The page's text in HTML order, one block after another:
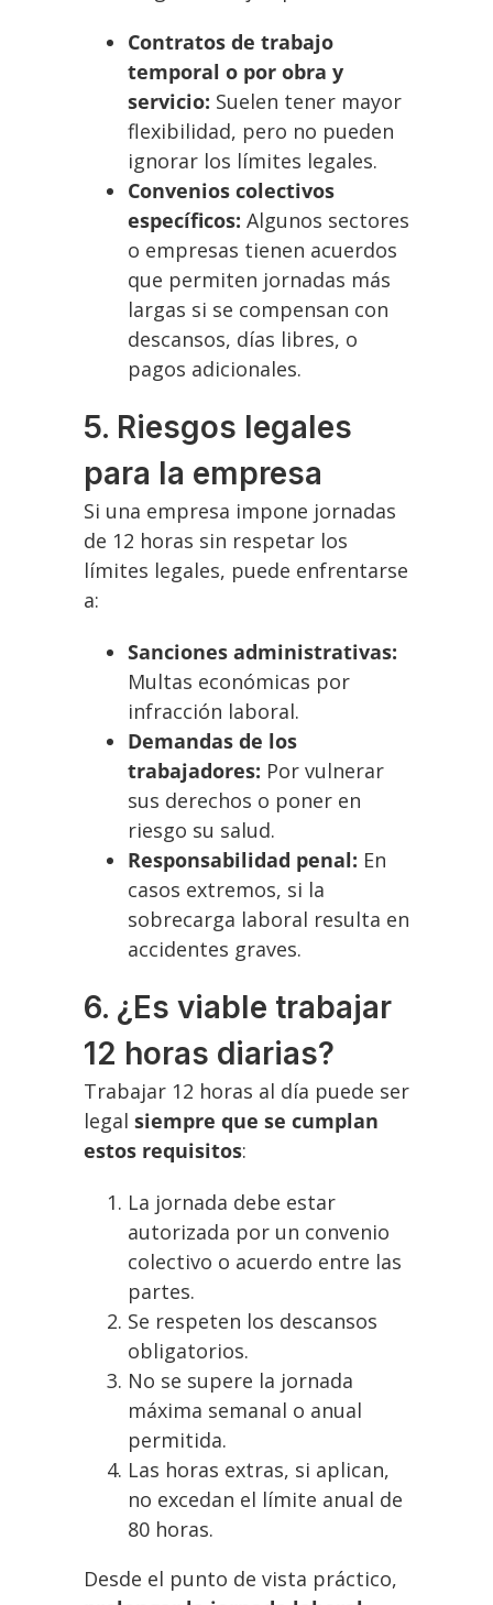
Contratos de trabajo
temporal o por obra y
servicio: Suelen tener mayor
flexibilidad, pero no pueden
ignorar los límites legales.
Convenios colectivos
específicos: Algunos sectores
o empresas tienen acuerdos
que permiten jornadas más
largas si se compensan con
descansos, días libres, o
pagos adicionales.
5. Riesgos legales
para la empresa
Si una empresa impone jornadas
de 12 horas sin respetar los
límites legales, puede enfrentarse
a:
Sanciones administrativas:
Multas económicas por
infracción laboral.
Demandas de los
trabajadores: Por vulnerar
sus derechos o poner en
riesgo su salud.
Responsabilidad penal: En
casos extremos, si la
sobrecarga laboral resulta en
accidentes graves.
6. ¿Es viable trabajar
12 horas diarias?
Trabajar 12 horas al día puede ser
legalsiempre que se cumplan
estos requisitos:
La jornada debe estar
autorizada por un convenio
colectivo o acuerdo entre las
partes.
Se respeten los descansos
obligatorios.
No se supere la jornada
máxima semanal o anual
permitida.
Las horas extras, si aplican,
no excedan el límite anual de
80 horas.
Desde el punto de vista práctico,